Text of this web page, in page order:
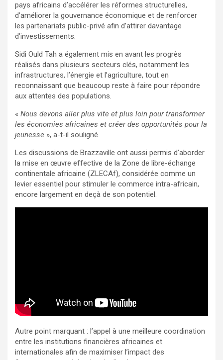
pays africains d’accélérer les réformes structurelles,
d’améliorer la gouvernance économique et de renforcer
les partenariats public-privé afin d’attirer davantage
d’investissements.
Sidi Ould Tah a également mis en avant les progrès
réalisés dans plusieurs secteurs clés, notamment les
infrastructures, l’énergie et l’agriculture, tout en
reconnaissant que beaucoup reste à faire pour répondre
aux attentes des populations.
« Nous devons aller plus vite et plus loin pour transformer
les économies africaines et créer des opportunités pour la
jeunesse », a-t-il souligné.
Les discussions de Brazzaville ont aussi permis d’aborder
la mise en œuvre effective de la Zone de libre-échange
continentale africaine (ZLECAf), considérée comme un
levier essentiel pour stimuler le commerce intra-africain,
encore largement en deçà de son potentiel.
Autre point marquant : l’appel à une meilleure coordination
entre les institutions financières africaines et
internationales afin de maximiser l’impact des